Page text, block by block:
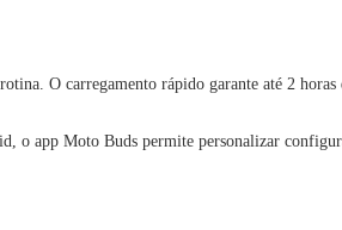
O carregamento rápido garante até 2
o app Moto Buds permite personalizar